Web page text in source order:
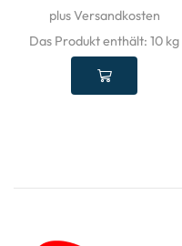
plus Versandkosten
Das Produkt enthält: 10 kg